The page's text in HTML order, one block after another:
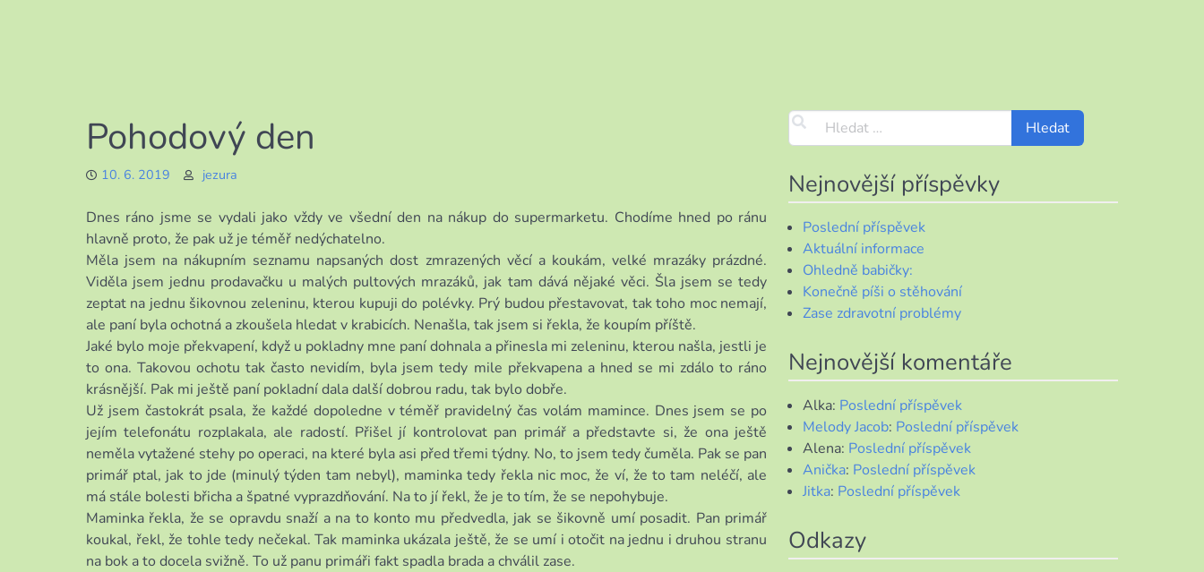
Pohodový den
10. 6. 2019 jezura
Dnes ráno jsme se vydali jako vždy ve všední den na nákup do supermarketu. Chodíme hned po ránu
hlavně proto, že pak už je téměř nedýchatelno.
Měla jsem na nákupním seznamu napsaných dost zmrazených věcí a koukám, velké mrazáky prázdné.
Viděla jsem jednu prodavačku u malých pultových mrazáků, jak tam dává nějaké věci. Šla jsem se tedy
zeptat na jednu šikovnou zeleninu, kterou kupuji do polévky. Prý budou přestavovat, tak toho moc nemají,
ale paní byla ochotná a zkoušela hledat v krabicích. Nenašla, tak jsem si řekla, že koupím příště.
Jaké bylo moje překvapení, když u pokladny mne paní dohnala a přinesla mi zeleninu, kterou našla, jestli je
to ona. Takovou ochotu tak často nevidím, byla jsem tedy mile překvapena a hned se mi zdálo to ráno
krásnější. Pak mi ještě paní pokladní dala další dobrou radu, tak bylo dobře.
Už jsem častokrát psala, že každé dopoledne v téměř pravidelný čas volám mamince. Dnes jsem se po
jejím telefonátu rozplakala, ale radostí. Přišel jí kontrolovat pan primář a představte si, že ona ještě
neměla vytažené stehy po operaci, na které byla asi před třemi týdny. No, to jsem tedy čuměla. Pak se pan
primář ptal, jak to jde (minulý týden tam nebyl), maminka tedy řekla nic moc, že ví, že to tam neléčí, ale
má stále bolesti břicha a špatné vyprazdňování. Na to jí řekl, že je to tím, že se nepohybuje.
Maminka řekla, že se opravdu snaží a na to konto mu předvedla, jak se šikovně umí posadit. Pan primář
koukal, řekl, že tohle tedy nečekal. Tak maminka ukázala ještě, že se umí i otočit na jednu i druhou stranu
na bok a to docela svižně. To už panu primáři fakt spadla brada a chválil zase.
Nejnovější příspěvky
Poslední příspěvek
Aktuální informace
Ohledně babičky:
Konečně píši o stěhování
Zase zdravotní problémy
Nejnovější komentáře
Alka: Poslední příspěvek
Melody Jacob: Poslední příspěvek
Alena: Poslední příspěvek
Anička: Poslední příspěvek
Jitka: Poslední příspěvek
Odkazy